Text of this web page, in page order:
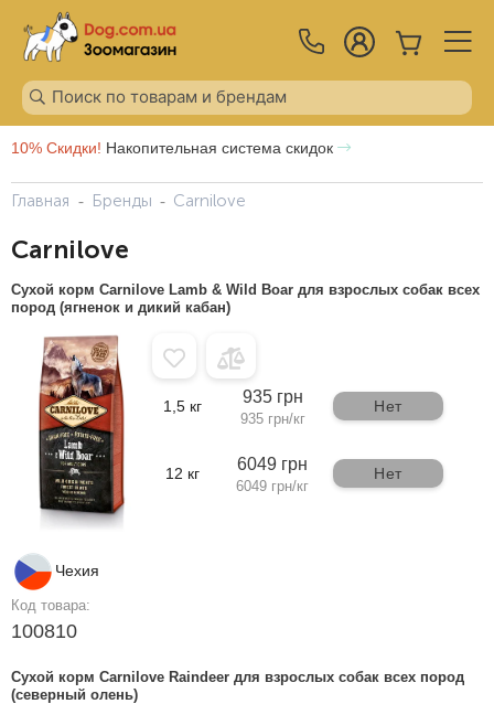
10% Скидки! Накопительная система скидок
Главная Бренды Carnilove
Carnilove
Сухой корм Carnilove Lamb & Wild Boar для взрослых собак всех
пород (ягненок и дикий кабан)
Чехия
Код товара:
100810
1,5 кг 935 грн
935 грн/кг
Нет
12 кг 6049 грн
6049 грн/кг
Нет
Сухой корм Carnilove Raindeer для взрослых собак всех пород
(северный олень)